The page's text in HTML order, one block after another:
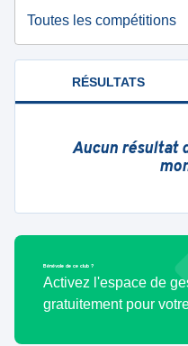
Toutes les compétitions
RÉSULTATS
Aucun résultat
Bénévole de ce club ?
Activez l'espace de
gratuitement pour